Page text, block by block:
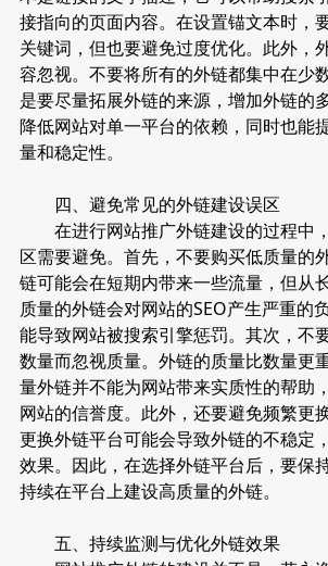
接指向的页面内容。在设置锚文本时，
关键词，但也要避免过度优化。此外，
容忽视。不要将所有的外链都集中在少
是要尽量拓展外链的来源，增加外链的
降低网站对单一平台的依赖，同时也能
量和稳定性。
四、避免常见的外链建设误区
在进行网站推广外链建设的过程中
区需要避免。首先，不要购买低质量的
链可能会在短期内带来一些流量，但从
质量的外链会对网站的SEO产生严重的
能导致网站被搜索引擎惩罚。其次，不
数量而忽视质量。外链的质量比数量更
量外链并不能为网站带来实质性的帮助
网站的信誉度。此外，还要避免频繁更
更换外链平台可能会导致外链的不稳定
效果。因此，在选择外链平台后，要保
持续在平台上建设高质量的外链。
五、持续监测与优化外链效果